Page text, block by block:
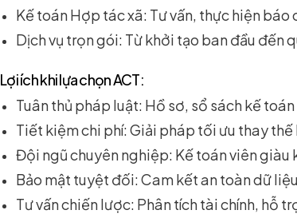
Kế toán Hợp tác xã: Tư vấn, thực hiện báo
Dịch vụ trọn gói: Từ khởi tạo ban đầu đến
Lợi ích khi lựa chọn ACT:
Tuân thủ pháp luật: Hồ sơ, sổ sách kế
Tiết kiệm chi phí: Giải pháp tối ưu thay
Đội ngũ chuyên nghiệp: Kế toán viên giàu
Bảo mật tuyệt đối: Cam kết an toàn dữ
Tư vấn chiến lược: Phân tích tài chính, hỗ